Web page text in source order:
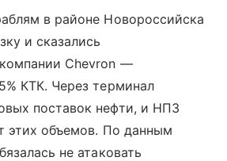
в районе Новороссийска
и сказались
Chevron —
КТК. Через терминал
поставок нефти, и НПЗ
этих объемов. По данным
не атаковать